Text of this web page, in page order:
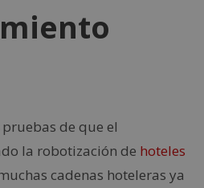
de que el
la robotización de hoteles
cadenas hoteleras ya